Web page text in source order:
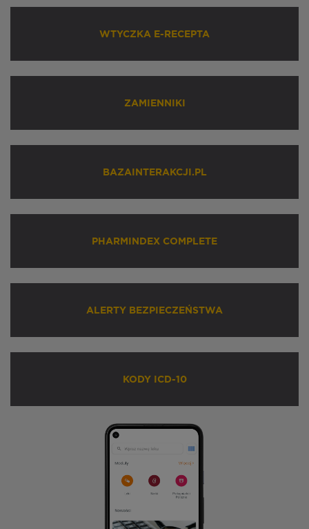
WTYCZKA E-RECEPTA
ZAMIENNIKI
BAZAINTERAKCJI.PL
PHARMINDEX COMPLETE
ALERTY BEZPIECZEŃSTWA
KODY ICD-10